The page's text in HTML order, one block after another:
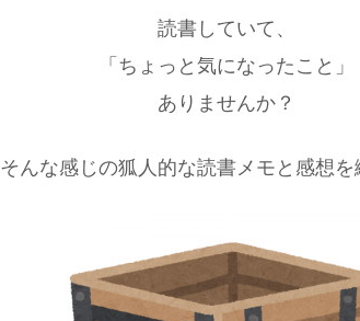
読書していて、
「ちょっと気になったこと」
ありませんか？
そんな感じの狐人的な読書メモと感想を